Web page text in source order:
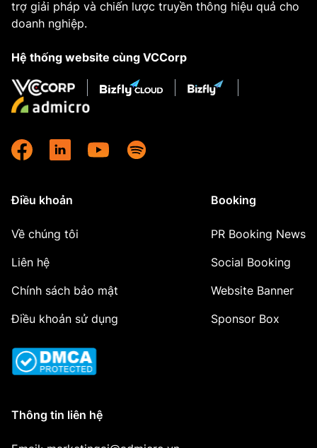
trợ giải pháp và chiến lược truyền thông hiệu quả cho
doanh nghiệp.
Hệ thống website cùng VCCorp
Điều khoản
Về chúng tôi
Liên hệ
Chính sách bảo mật
Điều khoản sử dụng
Booking
PR Booking News
Social Booking
Website Banner
Sponsor Box
Thông tin liên hệ